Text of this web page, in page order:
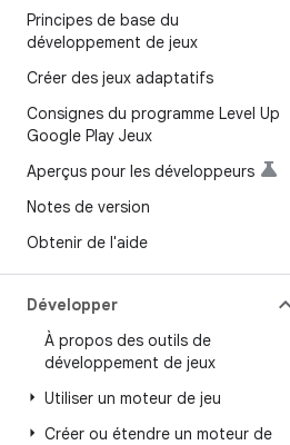
Principes de base du
développement de jeux
Créer des jeux adaptatifs
Consignes du programme Level Up
Google Play Jeux
Aperçus pour les développeurs
Notes de version
Obtenir de l'aide
Développer
À propos des outils de
développement de jeux
Utiliser un moteur de jeu
Créer ou étendre un moteur de